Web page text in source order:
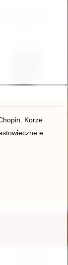
Chojnacki i
twórcza
Korzenie
propozycje
edycje